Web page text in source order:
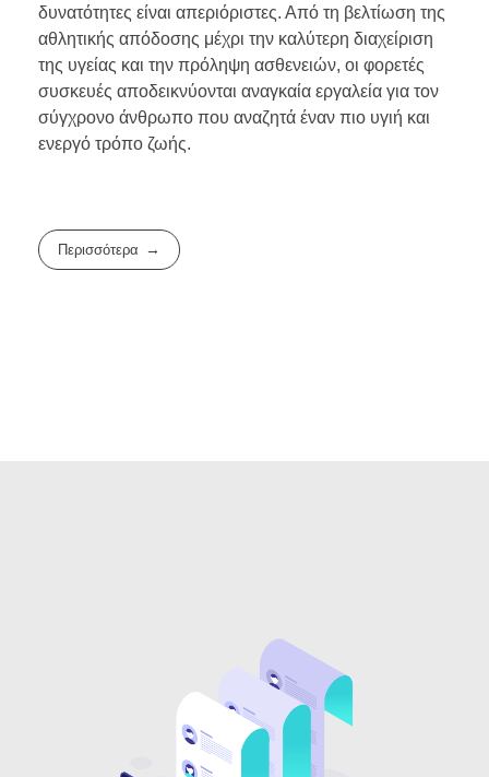
δυνατότητες είναι απεριόριστες. Από τη βελτίωση της
αθλητικής απόδοσης μέχρι την καλύτερη διαχείριση
της υγείας και την πρόληψη ασθενειών, οι φορετές
συσκευές αποδεικνύονται αναγκαία εργαλεία για τον
σύγχρονο άνθρωπο που αναζητά έναν πιο υγιή και
ενεργό τρόπο ζωής.
Περισσότερα